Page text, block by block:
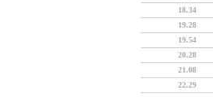
18.34
19.28
19.54
20.28
21.08
22.29